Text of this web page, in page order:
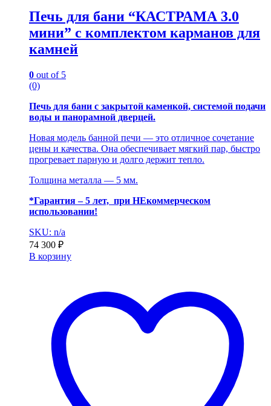
Печь для бани “КАСТРАМА 3.0
мини” с комплектом карманов для
камней
0 out of 5
(0)
Печь для бани с закрытой каменкой, системой подачи
воды и панорамной дверцей.
Новая модель банной печи — это отличное сочетание
цены и качества. Она обеспечивает мягкий пар, быстро
прогревает парную и долго держит тепло.
Толщина металла — 5 мм.
*Гарантия – 5 лет, при НЕкоммерческом
использовании!
SKU: n/a
74 300 ₽
В корзину